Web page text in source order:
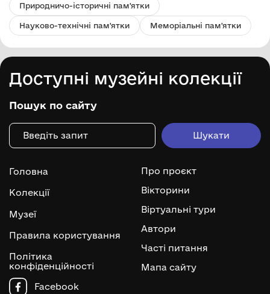
Природничо-історичні пам'ятки
Науково-технічні пам'ятки Меморіальні пам'ятки
Доступні музейні колекції
Пошук по сайту
Головна
Колекції
Музеї
Правила користування
Політика
конфіденційності
Про проєкт
Вікторини
Віртуальні тури
Автори
Часті питання
Мапа сайту
Facebook